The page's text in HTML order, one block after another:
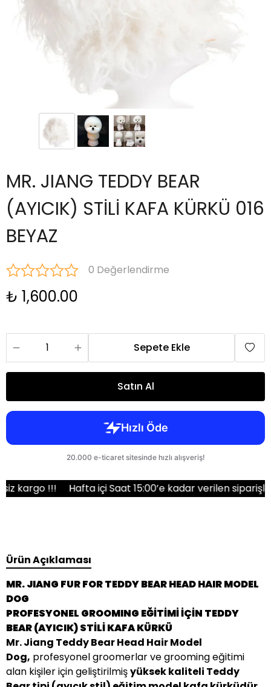
MR. JIANG TEDDY BEAR
(AYICIK) STİLİ KAFA KÜRKÜ 016
BEYAZ
0 Değerlendirme
₺ 1,600.00
Sepete Ekle
Satın Al
!!! Hafta içi Saat 15:00’e kadar verilen siparişler aynı
Ürün Açıklaması
MR. JIANG FUR FOR TEDDY BEAR HEAD HAIR MODEL
DOG
PROFESYONEL GROOMING EĞİTİMİ İÇİN TEDDY
BEAR (AYICIK) STİLİ KAFA KÜRKÜ
Mr. Jiang Teddy Bear Head Hair Model
Dog, profesyonel groomerlar ve grooming eğitimi
alan kişiler için geliştirilmişyüksek kaliteli Teddy